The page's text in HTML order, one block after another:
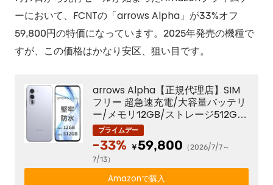
ーにおいて、FCNTの「arrows Alpha」が33%オフ
59,800円の特価になっています。2025年発売の機種で
すが、この価格はかなり安区、狙い目です。
arrows Alpha【正規代理店】SIM
フリー 超急速充電/大容量バッテリ
ー/メモリ12GB/ストレージ512GB/
144Hz有機EL/50MPカメラ×3/防
水/除菌/アローズ(ホワイト)
-33% ￥59,800 （2026/7/7～
7/13）
Amazonで購入